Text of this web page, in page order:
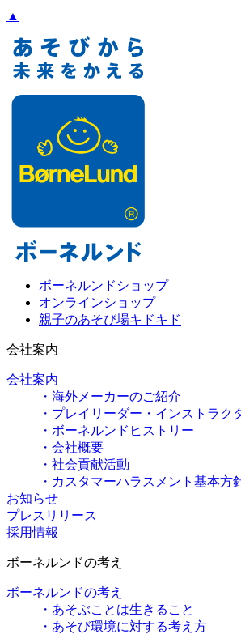
▲
ボーネルンドショップ
オンラインショップ
親子のあそび場キドキド
会社案内
会社案内
・海外メーカーのご紹介
・プレイリーダー・インストラク
・ボーネルンドヒストリー
・会社概要
・社会貢献活動
・カスタマーハラスメント基本方
お知らせ
プレスリリース
採用情報
ボーネルンドの考え
ボーネルンドの考え
・あそぶことは生きること
・あそび環境に対する考え方